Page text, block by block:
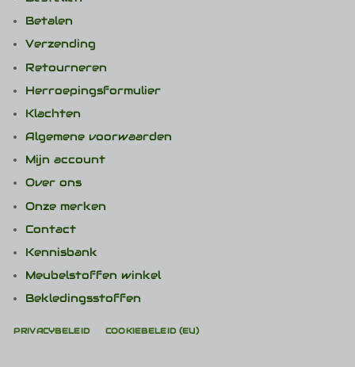
Betalen
Verzending
Retourneren
Herroepingsformulier
Klachten
Algemene voorwaarden
Mijn account
Over ons
Onze merken
Contact
Kennisbank
Meubelstoffen winkel
Bekledingsstoffen
PRIVACYBELEID COOKIEBELEID (EU)